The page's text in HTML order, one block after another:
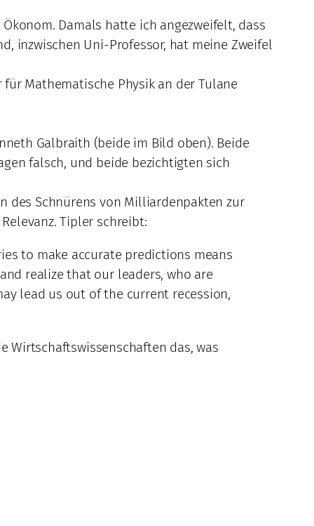
Damals hatte ich angezweifelt, dass
inzwischen Uni-Professor, hat meine Zweifel
Mathematische Physik an der Tulane
Galbraith (beide im Bild oben). Beide
falsch, und beide bezichtigten sich
des Schnürens von Milliardenpakten zur
Tipler schreibt:
to make accurate predictions means
realize that our leaders, who are
lead us out of the current recession,
Wirtschaftswissenschaften das, was